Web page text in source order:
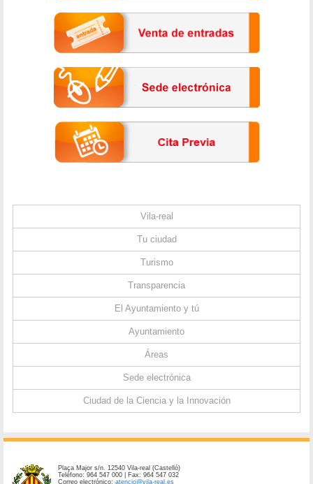
Vila-real
Tu ciudad
Turismo
Transparencia
El Ayuntamiento y tú
Ayuntamiento
Áreas
Sede electrónica
Ciudad de la Ciencia y la Innovación
Plaça Major s/n. 12540 Vila-real (Castelló)
Teléfono: 964 547 000 | Fax: 964 547 032
Correo electrónico:atencio@vila-real.es